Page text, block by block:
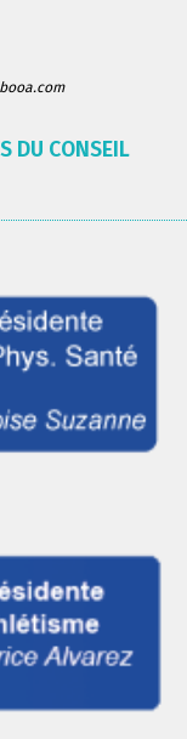
DU CONSEIL